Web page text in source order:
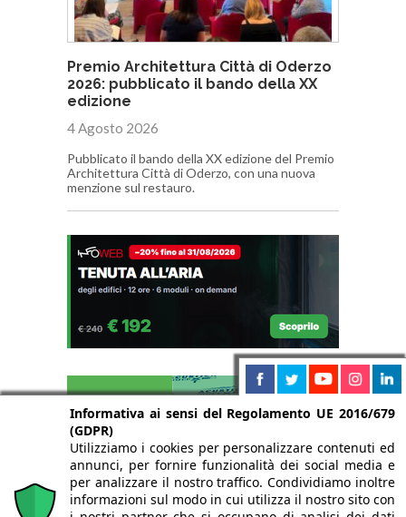
Premio Architettura Città di Oderzo
2026: pubblicato il bando della XX
edizione
4 Agosto 2026
Pubblicato il bando della XX edizione del Premio
Architettura Città di Oderzo, con una nuova
menzione sul restauro.
Informativa ai sensi del Regolamento UE 2016/679
(GDPR)
Utilizziamo i cookies per personalizzare contenuti ed
annunci, per fornire funzionalità dei social media e
per analizzare il nostro traffico. Condividiamo inoltre
informazioni sul modo in cui utilizza il nostro sito con